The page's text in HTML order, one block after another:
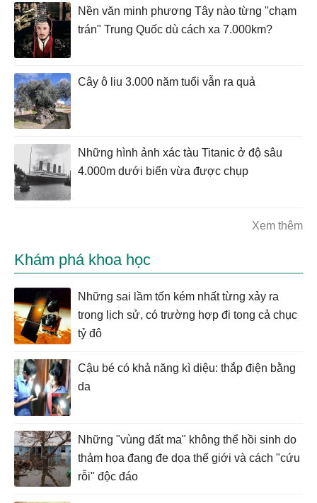
Nền văn minh phương Tây nào từng "chạm
trán" Trung Quốc dù cách xa 7.000km?
Cây ô liu 3.000 năm tuổi vẫn ra quả
Những hình ảnh xác tàu Titanic ở độ sâu
4.000m dưới biển vừa được chụp
Xem thêm
Khám phá khoa học
Những sai lầm tốn kém nhất từng xảy ra
trong lịch sử, có trường hợp đi tong cả chục
tỷ đô
Cậu bé có khả năng kì diệu: thắp điện bằng
da
Những "vùng đất ma" không thể hồi sinh do
thảm họa đang đe dọa thế giới và cách "cứu
rỗi" độc đáo